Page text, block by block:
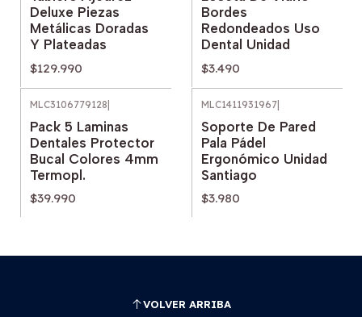
Deluxe Piezas
Metálicas Doradas
Y Plateadas
$129.990
Bordes
Redondeados Uso
Dental Unidad
$3.490
MLC3106779128|
Pack 5 Laminas
Dentales Protector
Bucal Colores 4mm
Termopl.
$39.990
MLC1411931967|
Soporte De Pared
Pala Pádel
Ergonómico Unidad
Santiago
$3.980
VOLVER ARRIBA